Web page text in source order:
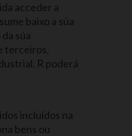
acceder a
baixo a súa
súa
terceiros,
R poderá
incluídos na
bens ou